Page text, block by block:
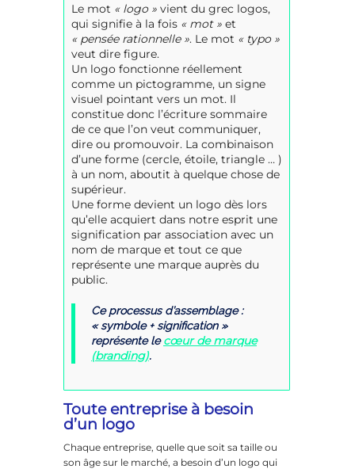
Le mot « logo » vient du grec logos,
qui signifie à la fois « mot »et
« pensée rationnelle ». Le mot « typo »
veut dire figure.
Un logo fonctionne réellement
comme un pictogramme, un signe
visuel pointant vers un mot. Il
constitue donc l’écriture sommaire
de ce que l’on veut communiquer,
dire ou promouvoir. La combinaison
d’une forme (cercle, étoile, triangle … )
à un nom, aboutit à quelque chose de
supérieur.
Une forme devient un logo dès lors
qu’elle acquiert dans notre esprit une
signification par association avec un
nom de marque et tout ce que
représente une marque auprès du
public.
Ce processus d’assemblage :
« symbole + signification »
représente lecœur de marque
(branding).
Toute entreprise à besoin
d’un logo
Chaque entreprise, quelle que soit sa taille ou
son âge sur le marché, a besoin d’un logo qui